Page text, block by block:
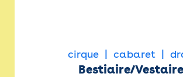
cirque cabaret
Bestiaire/Vestaire